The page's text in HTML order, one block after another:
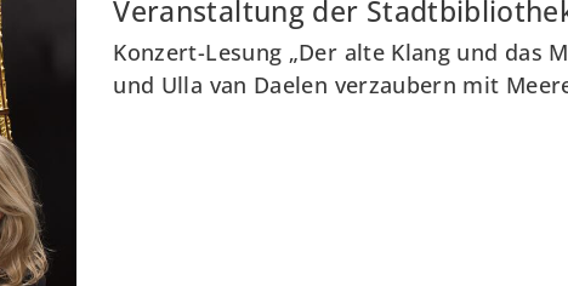
Veranstaltung der
Konzert-Lesung „Der alte Klang und das
und Ulla van Daelen verzaubern mit